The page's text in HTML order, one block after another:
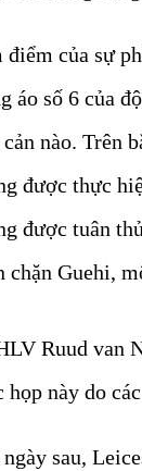
điểm của sự
áo số 6 của
nào. Trên
được thực
được tuân
chặn Guehi,
Ruud van
họp này do
sau,